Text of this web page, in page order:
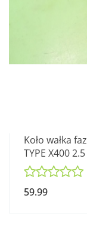
Koło wałka
TYPE X400
59.99